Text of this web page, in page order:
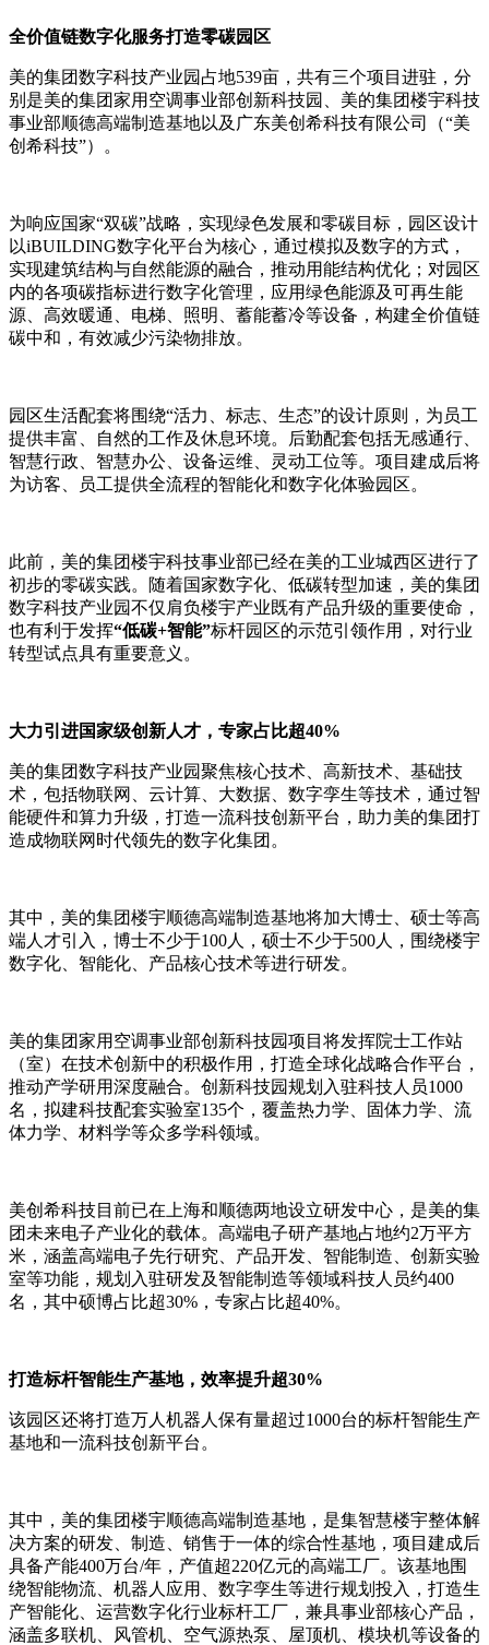
全价值链数字化服务打造零碳园区
美的集团数字科技产业园占地539亩，共有三个项目进驻，分
别是美的集团家用空调事业部创新科技园、美的集团楼宇科技
事业部顺德高端制造基地以及广东美创希科技有限公司（“美
创希科技”）。
为响应国家“双碳”战略，实现绿色发展和零碳目标，园区设计
以iBUILDING数字化平台为核心，通过模拟及数字的方式，
实现建筑结构与自然能源的融合，推动用能结构优化；对园区
内的各项碳指标进行数字化管理，应用绿色能源及可再生能
源、高效暖通、电梯、照明、蓄能蓄冷等设备，构建全价值链
碳中和，有效减少污染物排放。
园区生活配套将围绕“活力、标志、生态”的设计原则，为员工
提供丰富、自然的工作及休息环境。后勤配套包括无感通行、
智慧行政、智慧办公、设备运维、灵动工位等。项目建成后将
为访客、员工提供全流程的智能化和数字化体验园区。
此前，美的集团楼宇科技事业部已经在美的工业城西区进行了
初步的零碳实践。随着国家数字化、低碳转型加速，美的集团
数字科技产业园不仅肩负楼宇产业既有产品升级的重要使命，
也有利于发挥“低碳+智能”标杆园区的示范引领作用，对行业
转型试点具有重要意义。
大力引进国家级创新人才，专家占比超40%
美的集团数字科技产业园聚焦核心技术、高新技术、基础技
术，包括物联网、云计算、大数据、数字孪生等技术，通过智
能硬件和算力升级，打造一流科技创新平台，助力美的集团打
造成物联网时代领先的数字化集团。
其中，美的集团楼宇顺德高端制造基地将加大博士、硕士等高
端人才引入，博士不少于100人，硕士不少于500人，围绕楼宇
数字化、智能化、产品核心技术等进行研发。
美的集团家用空调事业部创新科技园项目将发挥院士工作站
（室）在技术创新中的积极作用，打造全球化战略合作平台，
推动产学研用深度融合。创新科技园规划入驻科技人员1000
名，拟建科技配套实验室135个，覆盖热力学、固体力学、流
体力学、材料学等众多学科领域。
美创希科技目前已在上海和顺德两地设立研发中心，是美的集
团未来电子产业化的载体。高端电子研产基地占地约2万平方
米，涵盖高端电子先行研究、产品开发、智能制造、创新实验
室等功能，规划入驻研发及智能制造等领域科技人员约400
名，其中硕博占比超30%，专家占比超40%。
打造标杆智能生产基地，效率提升超30%
该园区还将打造万人机器人保有量超过1000台的标杆智能生产
基地和一流科技创新平台。
其中，美的集团楼宇顺德高端制造基地，是集智慧楼宇整体解
决方案的研发、制造、销售于一体的综合性基地，项目建成后
具备产能400万台/年，产值超220亿元的高端工厂。该基地围
绕智能物流、机器人应用、数字孪生等进行规划投入，打造生
产智能化、运营数字化行业标杆工厂，兼具事业部核心产品，
涵盖多联机、风管机、空气源热泵、屋顶机、模块机等设备的